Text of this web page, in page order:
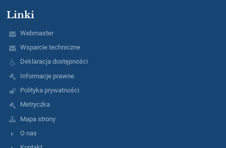
Linki
Webmaster
Wsparcie techniczne
Deklaracja dostępności
Informacje prawne
Polityka prywatności
Metryczka
Mapa strony
O nas